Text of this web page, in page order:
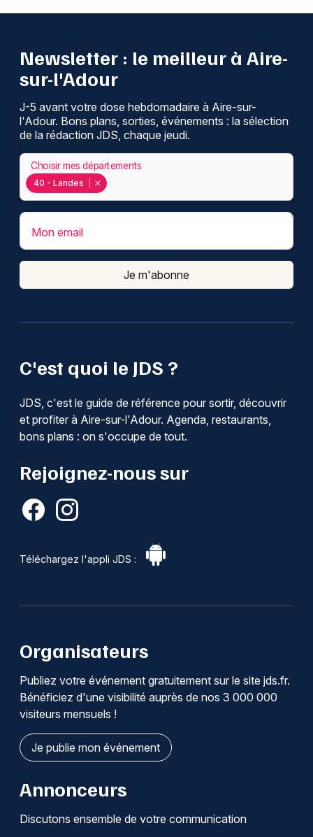
C'est quoi le JDS ?
JDS, c'est le guide de référence pour sortir, découvrir
et profiter à Aire-sur-l'Adour. Agenda, restaurants,
bons plans : on s'occupe de tout.
Rejoignez-nous sur
Téléchargez l'appli JDS :
Newsletter : le meilleur à Aire-
sur-l'Adour
J-5 avant votre dose hebdomadaire à Aire-sur-
l'Adour. Bons plans, sorties, événements : la sélection
de la rédaction JDS, chaque jeudi.
40 - Landes
Choisir mes départements
Mon email
Je m'abonne
Organisateurs
Publiez votre événement gratuitement sur le site jds.fr.
Bénéficiez d'une visibilité auprès de nos 3 000 000
visiteurs mensuels !
Je publie mon événement
Annonceurs
Discutons ensemble de votre communication